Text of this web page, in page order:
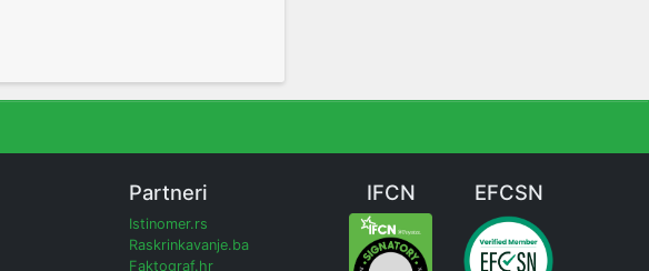
Partneri
Istinomer.rs
Raskrinkavanje.ba
Faktograf.hr
IFCN EFCSN